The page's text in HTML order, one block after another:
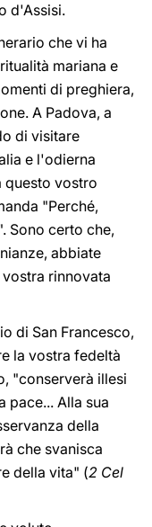
d'Assisi.
che vi ha
mariana e
di preghiera,
A Padova, a
di visitare
e l'odierna
questo vostro
"Perché,
Sono certo che,
abbiate
rinnovata
di San Francesco,
la vostra fedeltà
"conserverà illesi
pace... Alla sua
della
che svanisca
della vita" (2 Cel